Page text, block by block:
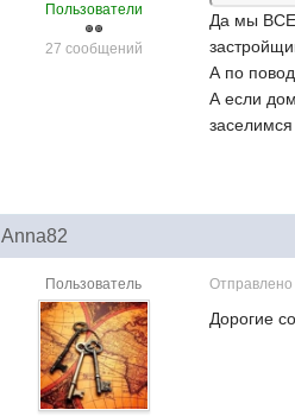
Пользователи
27 сообщений
Да мы ВСЕ
А по
А если
заселимся
Anna82
Пользователь
Дорогие